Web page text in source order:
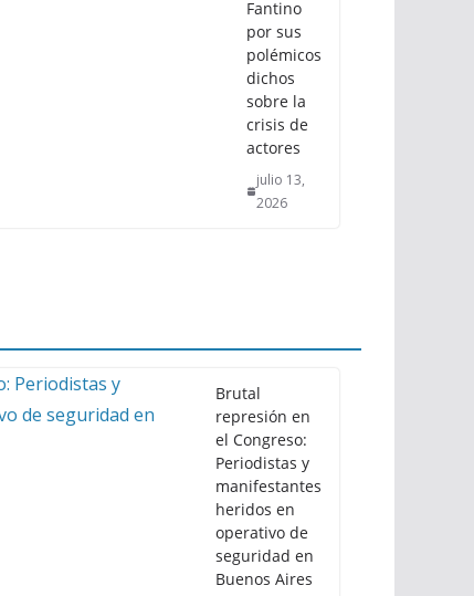
Fantino
por sus
polémicos
dichos
sobre la
crisis de
actores
julio 13,
2026
Brutal
represión en
el Congreso:
Periodistas y
manifestantes
heridos en
operativo de
seguridad en
Buenos Aires